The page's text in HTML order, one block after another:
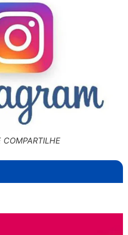
COMPARTILHE